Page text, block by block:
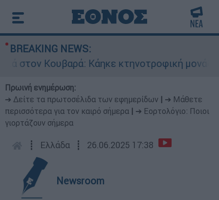
BREAKING NEWS:
Κουβαρά: Κάηκε κτηνοτροφική μονάδα -
Πρωινή ενημέρωση:
➔ Δείτε τα πρωτοσέλιδα των εφημερίδων
➔ Μάθετε
περισσότερα για τον καιρό σήμερα
➔ Εορτολόγιο: Ποιοι
γιορτάζουν σήμερα
┋ Ελλάδα ┋ 26.06.2025 17:38
Newsroom